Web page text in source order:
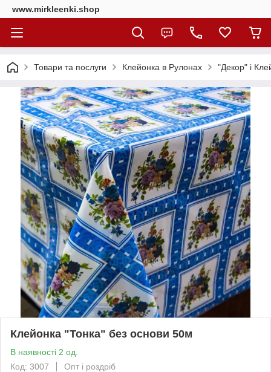
www.mirkleenki.shop
Товари та послуги Клейонка в Рулонах "Декор" і
Клейонка "Тонка" без основи 50м
В наявності 2 од.
Код: 3007
Опт і роздріб